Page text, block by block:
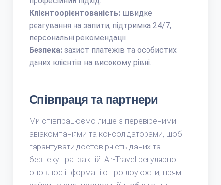
Клієнтоорієнтованість: швидке
реагування на запити, підтримка 24/7,
персональні рекомендації.
Безпека: захист платежів та особистих
даних клієнтів на високому рівні.
Співпраця та партнери
Ми співпрацюємо лише з перевіреними
авіакомпаніями та консолідаторами, щоб
гарантувати достовірність даних та
безпеку транзакцій. Air-Travel регулярно
оновлює інформацію про лоукости, прямі